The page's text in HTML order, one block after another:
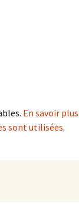
En savoir plus
sont utilisées.